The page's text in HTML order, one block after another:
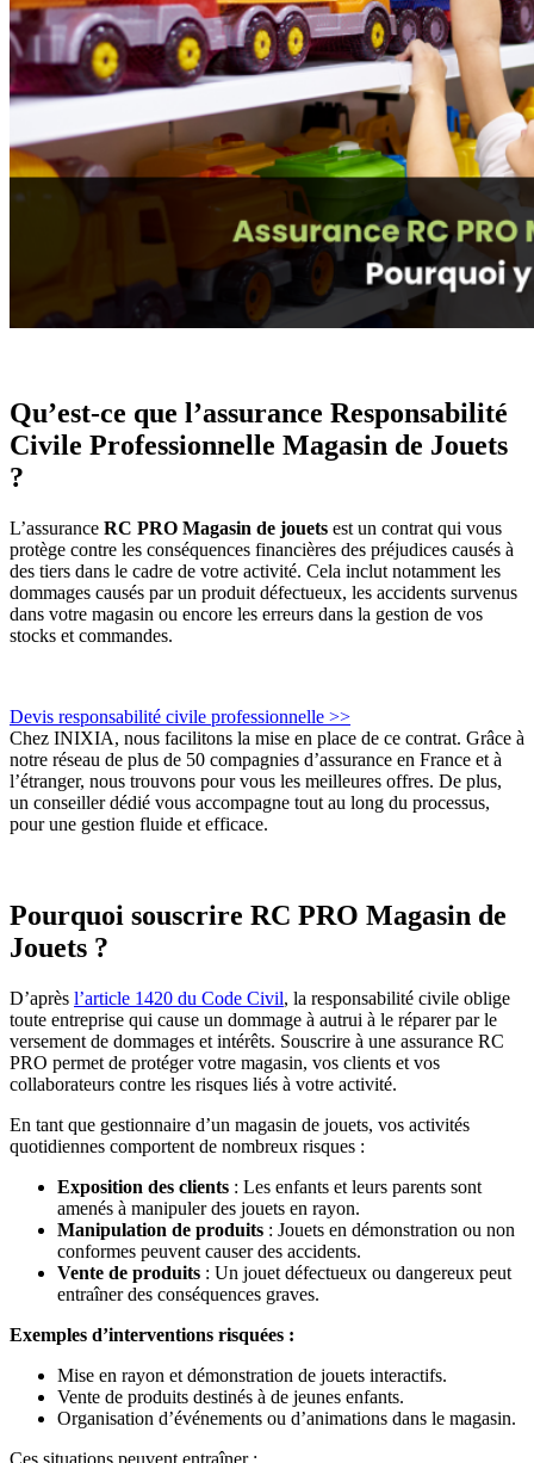
Qu’est-ce que l’assurance Responsabilité
Civile Professionnelle Magasin de Jouets
?
L’assurance RC PRO Magasin de jouets est un contrat qui vous
protège contre les conséquences financières des préjudices causés à
des tiers dans le cadre de votre activité. Cela inclut notamment les
dommages causés par un produit défectueux, les accidents survenus
dans votre magasin ou encore les erreurs dans la gestion de vos
stocks et commandes.
Devis responsabilité civile professionnelle >>
Chez INIXIA, nous facilitons la mise en place de ce contrat. Grâce à
notre réseau de plus de 50 compagnies d’assurance en France et à
l’étranger, nous trouvons pour vous les meilleures offres. De plus,
un conseiller dédié vous accompagne tout au long du processus,
pour une gestion fluide et efficace.
Pourquoi souscrire RC PRO Magasin de
Jouets ?
D’après l’article 1420 du Code Civil, la responsabilité civile oblige
toute entreprise qui cause un dommage à autrui à le réparer par le
versement de dommages et intérêts. Souscrire à une assurance RC
PRO permet de protéger votre magasin, vos clients et vos
collaborateurs contre les risques liés à votre activité.
En tant que gestionnaire d’un magasin de jouets, vos activités
quotidiennes comportent de nombreux risques :
Exposition des clients : Les enfants et leurs parents sont
amenés à manipuler des jouets en rayon.
Manipulation de produits : Jouets en démonstration ou non
conformes peuvent causer des accidents.
Vente de produits : Un jouet défectueux ou dangereux peut
entraîner des conséquences graves.
Exemples d’interventions risquées :
Mise en rayon et démonstration de jouets interactifs.
Vente de produits destinés à de jeunes enfants.
Organisation d’événements ou d’animations dans le magasin.
Ces situations peuvent entraîner :